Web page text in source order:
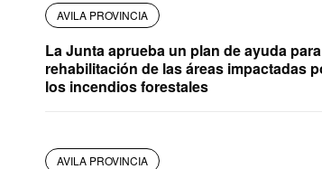
AVILA PROVINCIA
La Junta aprueba un plan de ayuda
rehabilitación de las áreas impactadas
los incendios forestales
AVILA PROVINCIA